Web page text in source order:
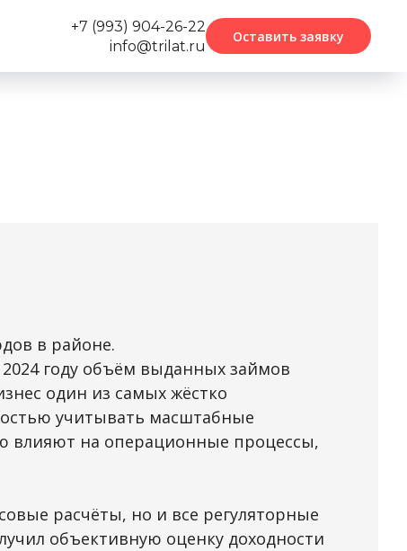
+7 (993) 904-26-22
info@trilat.ru
Оставить заявку
в районе.
году объём выданных займов
один из самых жёстко
учитывать масштабные
влияют на операционные процессы,
расчёты, но и все регуляторные
объективную оценку доходности